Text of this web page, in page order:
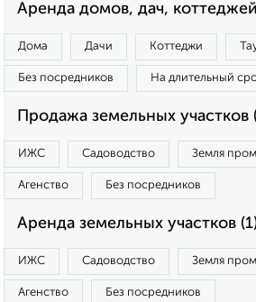
Аренда домов, дач,
Дома Дачи Коттеджи
Без посредников На длительный
Продажа земельных участков
ИЖС Садоводство Земля
Агенство Без посредников
Аренда земельных участков
ИЖС Садоводство Земля
Агенство Без посредников